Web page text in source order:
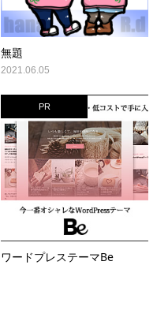
無題
2021.06.05
PR
ワードプレステーマBe